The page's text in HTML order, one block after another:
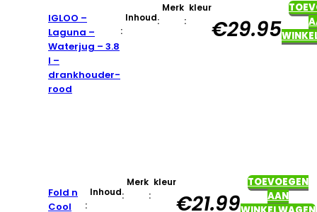
IGLOO –
Laguna –
Waterjug – 3.8
l –
drankhouder-
rood
Inhoud
:
Merk
:
kleur
:
€29.95
Fold n
Cool
Inhoud
:
Merk
:
kleur
:
€21.99
TOEVOEGEN
AAN